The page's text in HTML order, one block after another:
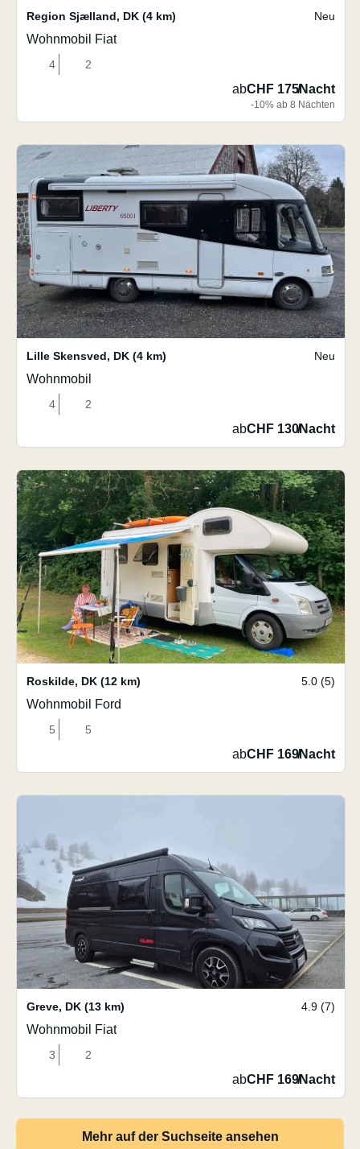
Region Sjælland, DK (4 km) Neu
Wohnmobil Fiat
4 2
abCHF 175/Nacht
-10% ab 8 Nächten
Lille Skensved, DK (4 km) Neu
Wohnmobil
4 2
abCHF 130/Nacht
Roskilde, DK (12 km) 5.0 (5)
Wohnmobil Ford
5 5
abCHF 169/Nacht
Greve, DK (13 km) 4.9 (7)
Wohnmobil Fiat
3 2
abCHF 169/Nacht
Mehr auf der Suchseite ansehen